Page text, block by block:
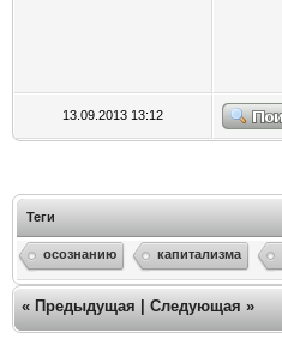
13.09.2013 13:12
Теги
осознанию капитализма
« Предыдущая Следующая »